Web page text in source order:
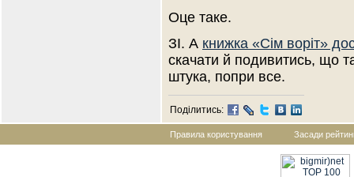
Оце таке.
ЗІ. А книжка «Сім воріт»
скачати й подивитись, що
штука, попри все.
Поділитись:
Правила користування Засади